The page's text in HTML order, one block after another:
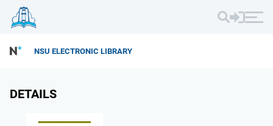
NSU ELECTRONIC LIBRARY
DETAILS